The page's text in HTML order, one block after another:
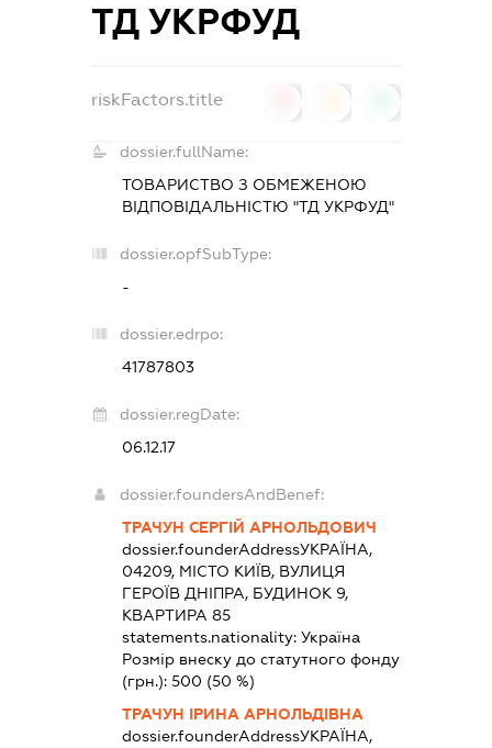
ТД УКРФУД
riskFactors.title
dossier.fullName:
ТОВАРИСТВО З ОБМЕЖЕНОЮ
ВІДПОВІДАЛЬНІСТЮ "ТД УКРФУД"
dossier.opfSubType:
-
dossier.edrpo:
41787803
dossier.regDate:
06.12.17
dossier.foundersAndBenef:
ТРАЧУН СЕРГІЙ АРНОЛЬДОВИЧ
dossier.founderAddressУКРАЇНА,
04209, МІСТО КИЇВ, ВУЛИЦЯ
ГЕРОЇВ ДНІПРА, БУДИНОК 9,
КВАРТИРА 85
statements.nationality:Україна
Розмір внеску до статутного фонду
(грн.):500 (50 %)
ТРАЧУН ІРИНА АРНОЛЬДІВНА
dossier.founderAddressУКРАЇНА,